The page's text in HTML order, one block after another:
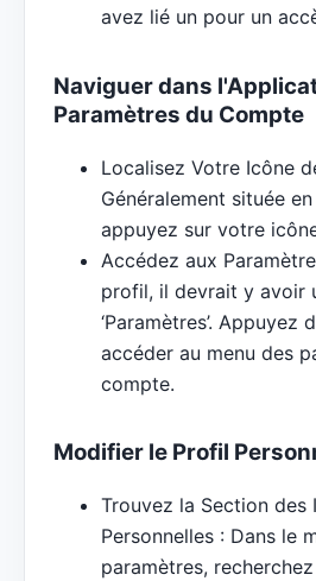
avez lié un pour un
Naviguer dans
Paramètres du Compte
Localisez Votre Icône
Généralement située
appuyez sur votre
Accédez aux
profil, il devrait y avoir
‘Paramètres’. Appuyez
accéder au menu des
compte.
Modifier le Profil
Trouvez la Section des
Personnelles : Dans le
paramètres,